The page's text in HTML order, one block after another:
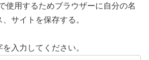
使用するためブラウザーに自分の名
サイトを保存する。
を入力してください。